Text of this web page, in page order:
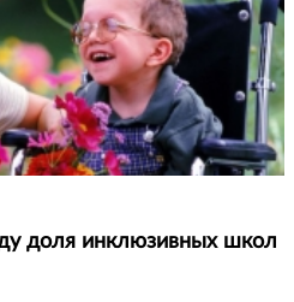
доля инклюзивных школ